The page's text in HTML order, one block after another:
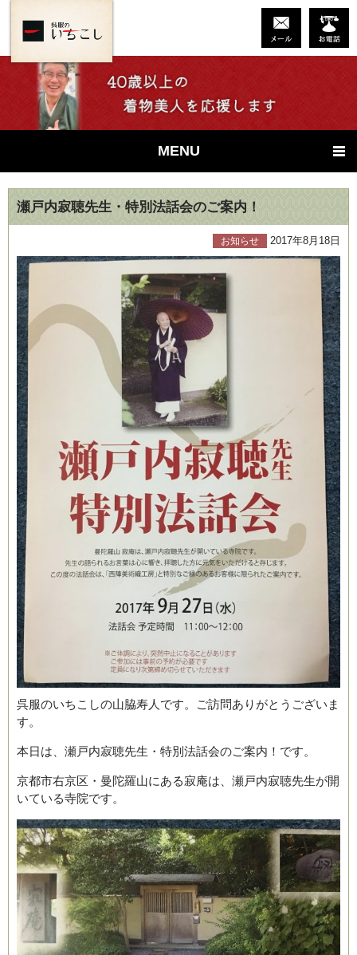
MENU
ブログ
瀬戸内寂聴先生・特別法話会のご案内！
お知らせ 2017年8月18日
呉服のいちこしの山脇寿人です。ご訪問ありがとうございま
す。
本日は、瀬戸内寂聴先生・特別法話会のご案内！です。
京都市右京区・曼陀羅山にある寂庵は、瀬戸内寂聴先生が開
いている寺院です。